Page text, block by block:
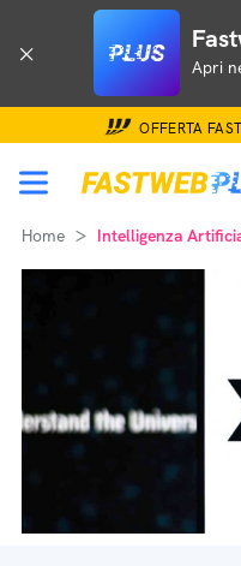
Apri
OFFERTA
Home Intelligenza